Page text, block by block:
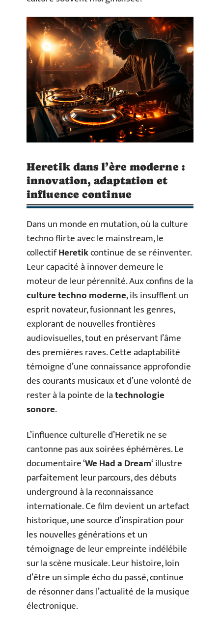
Heretik dans l’ère moderne :
innovation, adaptation et
influence continue
Dans un monde en mutation, où la culture
techno flirte avec le mainstream, le
collectifHeretikcontinue de se réinventer.
Leur capacité à innover demeure le
moteur de leur pérennité. Aux confins de la
culture techno moderne, ils insufflent un
esprit novateur, fusionnant les genres,
explorant de nouvelles frontières
audiovisuelles, tout en préservant l’âme
des premières raves. Cette adaptabilité
témoigne d’une connaissance approfondie
des courants musicaux et d’une volonté de
rester à la pointe de latechnologie
sonore.
L’influence culturelle d’Heretik ne se
cantonne pas aux soirées éphémères. Le
documentaire ‘We Had a Dream‘ illustre
parfaitement leur parcours, des débuts
underground à la reconnaissance
internationale. Ce film devient un artefact
historique, une source d’inspiration pour
les nouvelles générations et un
témoignage de leur empreinte indélébile
sur la scène musicale. Leur histoire, loin
d’être un simple écho du passé, continue
de résonner dans l’actualité de la musique
électronique.